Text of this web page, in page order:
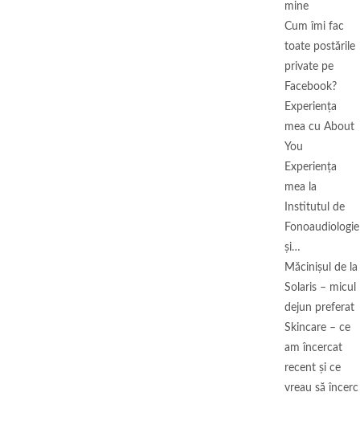
mine
Cum îmi fac
toate postările
private pe
Facebook?
Experiența
mea cu About
You
Experiența
mea la
Institutul de
Fonoaudiologie
și…
Măcinişul de la
Solaris – micul
dejun preferat
Skincare – ce
am încercat
recent și ce
vreau să încerc